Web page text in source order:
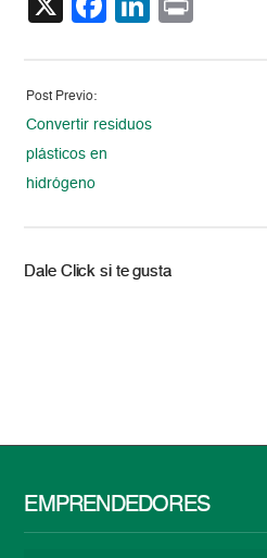
Post Previo:
Convertir residuos
plásticos en
hidrógeno
Dale Click si te gusta
EMPRENDEDORES